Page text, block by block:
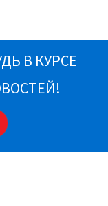
В КУРСЕ